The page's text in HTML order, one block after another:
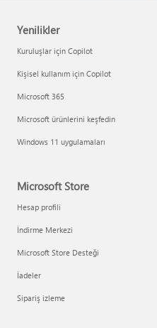
Yenilikler
Kuruluşlar için Copilot
Kişisel kullanım için Copilot
Microsoft 365
Microsoft ürünlerini keşfedin
Windows 11 uygulamaları
Microsoft Store
Hesap profili
İndirme Merkezi
Microsoft Store Desteği
İadeler
Sipariş izleme